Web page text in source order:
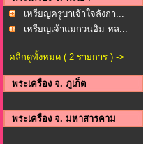
เหรียญครูบาเจ้าใจลังกา...
เหรียญเจ้าแม่กวนอิม หล...
คลิกดูทั้งหมด ( 2 รายการ ) ->
พระเครื่อง จ. ภูเก็ต
พระเครื่อง จ. มหาสารคาม